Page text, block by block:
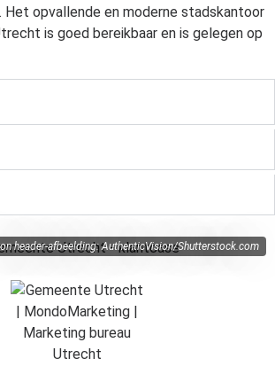
Het opvallende en moderne stadskantoor
is goed bereikbaar en is gelegen op
header-afbeelding: AuthenticVision/Shutterstock.com